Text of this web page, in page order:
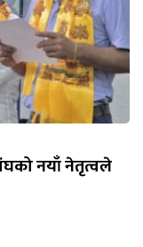
नयाँ नेतृत्वले